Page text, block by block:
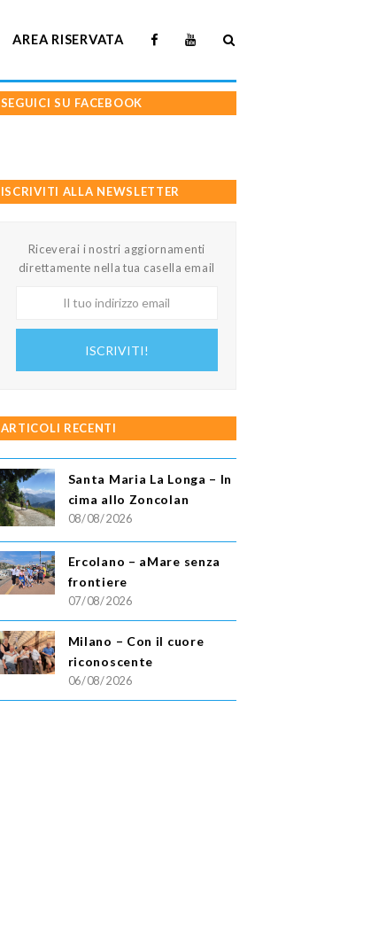
AREA RISERVATA
SEGUICI SU FACEBOOK
ISCRIVITI ALLA NEWSLETTER
Riceverai i nostri aggiornamenti
direttamente nella tua casella email
ISCRIVITI!
ARTICOLI RECENTI
Santa Maria La Longa – In
cima allo Zoncolan
08/08/2026
Ercolano – aMare senza
frontiere
07/08/2026
Milano – Con il cuore
riconoscente
06/08/2026